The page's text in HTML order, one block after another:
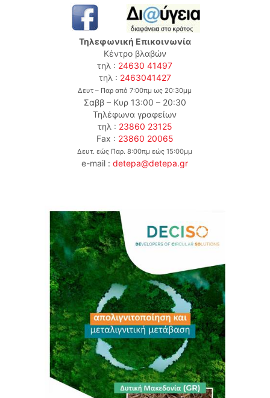
Τηλεφωνική Επικοινωνία
Κέντρο βλαβών
τηλ : 24630 41497
τηλ : 2463041427
Δευτ – Παρ από 7:00πμ ως 20:30μμ
Σαββ – Κυρ 13:00 – 20:30
Τηλέφωνα γραφείων
τηλ : 23860 23125
Fax : 23860 20065
Δευτ. εώς Παρ. 8:00πμ εώς 15:00μμ
e-mail :detepa@detepa.gr